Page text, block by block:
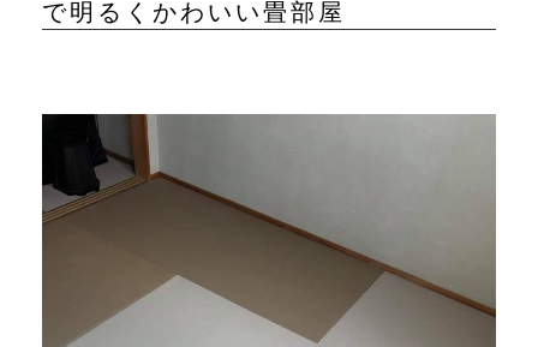
で明るくかわいい畳部屋